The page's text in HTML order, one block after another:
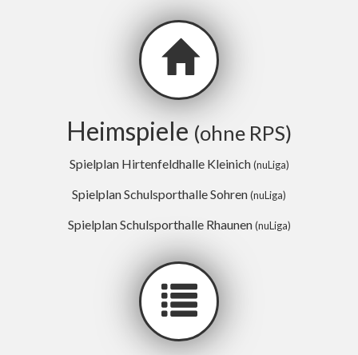
Heimspiele (ohne RPS)
Spielplan Hirtenfeldhalle Kleinich(nuLiga)
Spielplan Schulsporthalle Sohren(nuLiga)
Spielplan Schulsporthalle Rhaunen(nuLiga)